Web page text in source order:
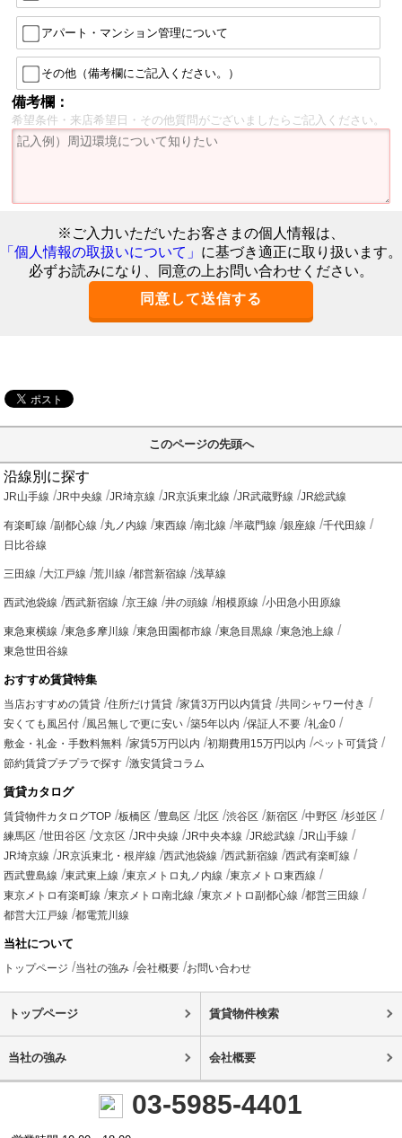
アパート・マンション管理について
その他（備考欄にご記入ください。）
備考欄：
希望条件・来店希望日・その他質問がございましたらご記入ください。
※ご入力いただいたお客さまの個人情報は、
「個人情報の取扱いについて」 に基づき適正に取り扱います。
必ずお読みになり、同意の上お問い合わせください。
このページの先頭へ
沿線別に探す
JR山手線 JR中央線 JR埼京線 JR京浜東北線 JR武蔵野線 JR総武線
有楽町線 副都心線 丸ノ内線 東西線 南北線 半蔵門線 銀座線
千代田線
日比谷線
三田線 大江戸線 荒川線 都営新宿線 浅草線
西武池袋線 西武新宿線 京王線 井の頭線 相模原線 小田急小田原線
東急東横線 東急多摩川線 東急田園都市線 東急目黒線
東急池上線
東急世田谷線
おすすめ賃貸特集
当店おすすめの賃貸 住所だけ賃貸 家賃3万円以内賃貸
共同シャワー付き
安くても風呂付
風呂無しで更に安い 築5年以内 保証人不要
礼金0
敷金・礼金・手数料無料
家賃5万円以内 初期費用15万円以内
ペット可賃貸
節約賃貸プチプラで探す
激安賃貸コラム
賃貸カタログ
賃貸物件カタログTOP 板橋区 豊島区 北区 渋谷区 新宿区 中野区
杉並区
練馬区
世田谷区 文京区 JR中央線 JR中央本線 JR総武線
JR山手線
JR埼京線
JR京浜東北・根岸線 西武池袋線 西武新宿線
西武有楽町線
西武豊島線
東武東上線 東京メトロ丸ノ内線
東京メトロ東西線
東京メトロ有楽町線
東京メトロ南北線 東京メトロ副都心線
都営三田線
都営大江戸線
都電荒川線
当社について
トップページ 当社の強み 会社概要 お問い合わせ
トップページ 賃貸物件検索
当社の強み 会社概要
03-5985-4401